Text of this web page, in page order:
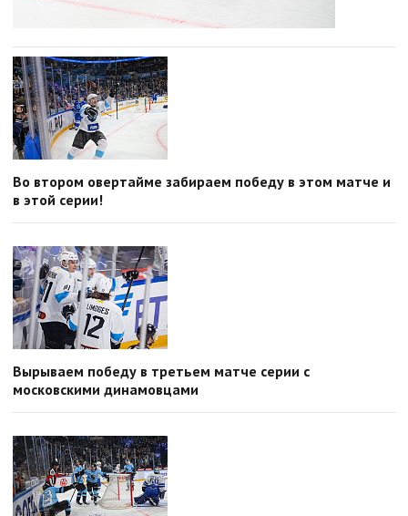
Во втором овертайме забираем победу в этом матче и
в этой серии!
Вырываем победу в третьем матче серии с
московскими динамовцами